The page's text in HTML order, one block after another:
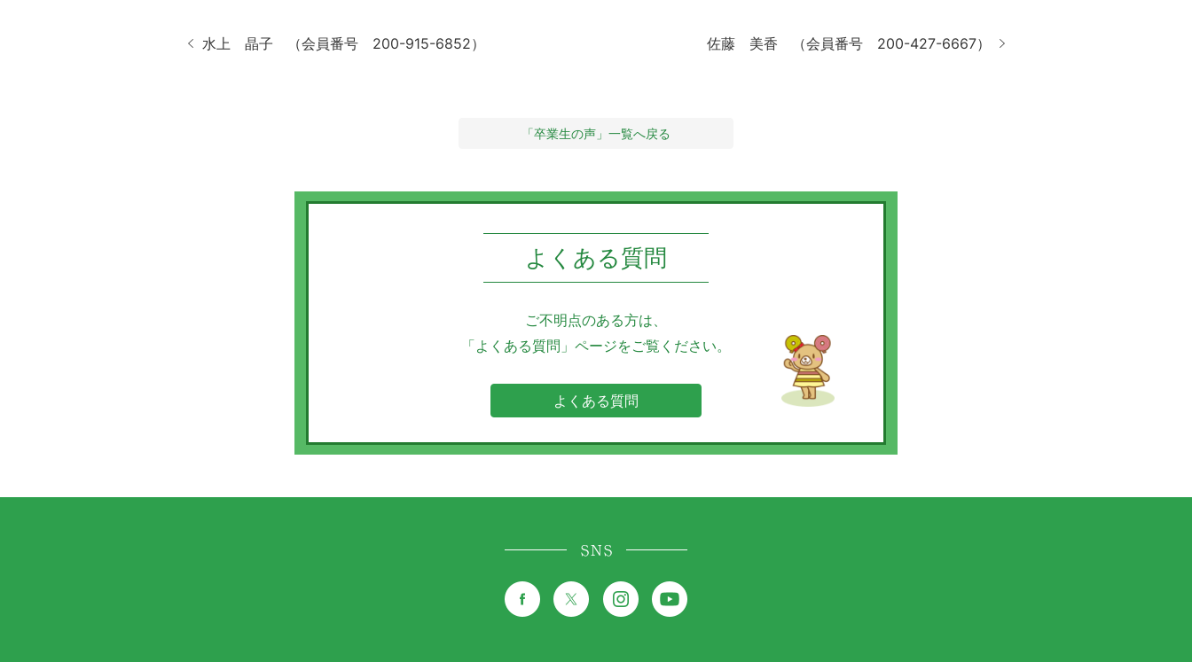
水上 晶子 （会員番号 200-915-6852） 佐藤 美香 （会員番号 200-427-6667）
「卒業生の声」一覧へ戻る
よくある質問
ご不明点のある方は、
「よくある質問」ページをご覧ください。
よくある質問
SNS